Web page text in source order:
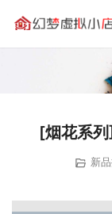
[烟花系
新